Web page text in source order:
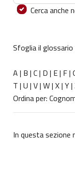
Cerca anche
Sfoglia il
A | B | C| D | E| F|
T | U | V| W| X| Y|
Ordinato per
Ordina per:
In questa